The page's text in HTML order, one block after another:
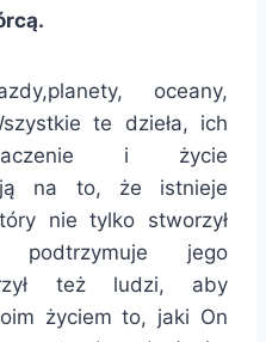
oceany,
te dzieła, ich
i życie
na to, że istnieje
nie tylko stworzył
jego
też ludzi, aby
życiem to, jaki On